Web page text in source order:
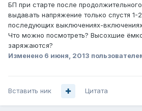
БП при старте после
выдавать напряжение только спустя 1-
последующих выключениях-включениях
Что можно посмотреть? Высохшие
заряжаются?
Изменено 6 июня, 2013
Вставить ник Цитата